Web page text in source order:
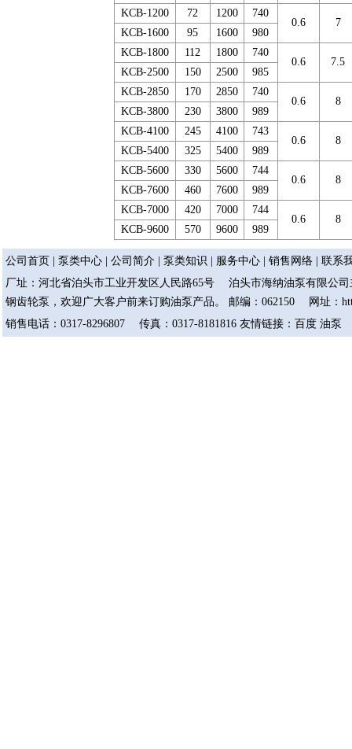
KCB-1200
72 1200
740
0.6
7
KCB-1600
95 1600
980
KCB-1800
112 1800
740
0.6
7.5
KCB-2500
150 2500
985
KCB-2850
170 2850
740
0.6
8
KCB-3800
230 3800
989
KCB-4100
245 4100
743
0.6
8
KCB-5400
325 5400
989
KCB-5600
330 5600
744
0.6
8
KCB-7600
460 7600
989
KCB-7000
420 7000
744
0.6
8
KCB-9600
570 9600 989
公司首页 泵类中心 公司简介 泵类知识 服务中心 销售网络
联系
厂址：河北省泊头市工业开发区人民路65号 泊头市海纳油泵有限公
钢齿轮泵，欢迎广大客户前来订购油泵产品。 邮编：062150 网址：
销售电话：0317-8296807 传真：0317-8181816 友情链接： 百度 油泵